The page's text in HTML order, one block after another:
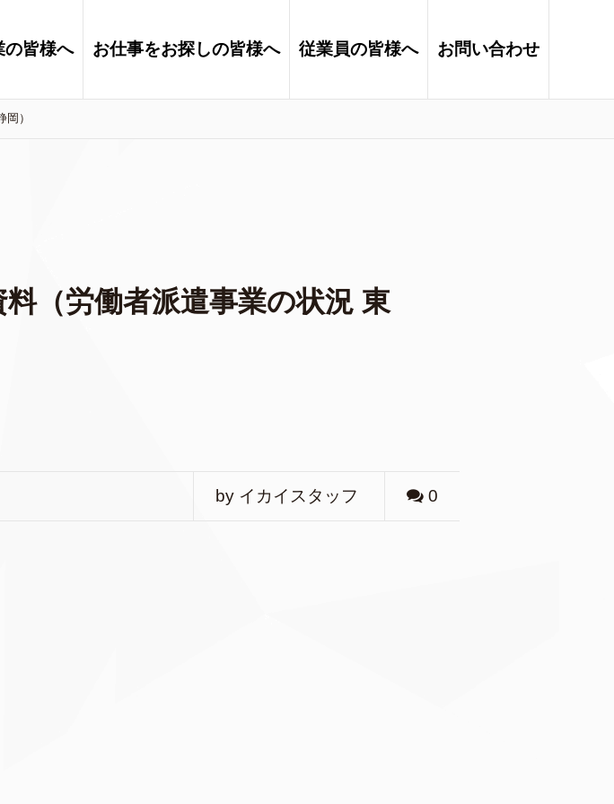
の皆様へ お仕事をお探しの皆様へ 従業員の皆様へ お問い合わせ
）
（労働者派遣事業の状況 東
by イカイスタッフ 0